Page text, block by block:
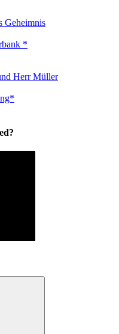
Geheimnis
*
Herr Müller